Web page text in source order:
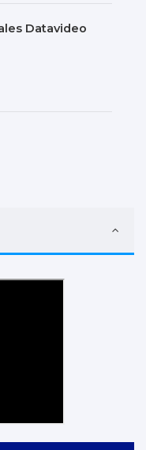
Datavideo